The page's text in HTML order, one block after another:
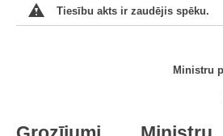
Tiesību akts ir zaudējis spēku.
Ministru